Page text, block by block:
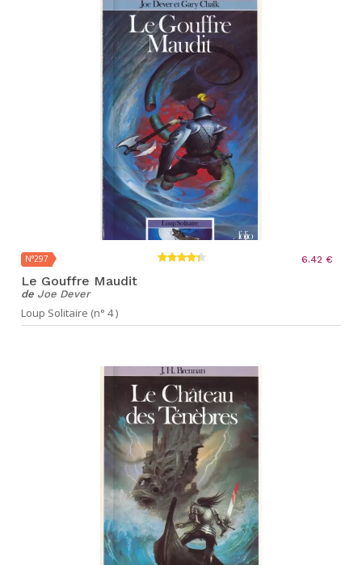
N°297 6.42 €
Le Gouffre Maudit
de Joe Dever
Loup Solitaire (n° 4 )